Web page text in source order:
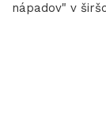
nápadov" v